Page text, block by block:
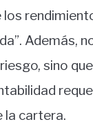
los
Además,
sino
la cartera.